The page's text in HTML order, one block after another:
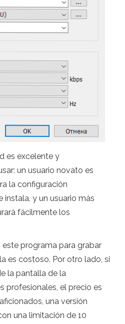
es excelente y
un usuario novato es
la configuración
instala, y un usuario más
fácilmente los
este programa para grabar
es costoso. Por otro lado, si
la pantalla de la
profesionales, el precio es
una versión
una limitación de 10